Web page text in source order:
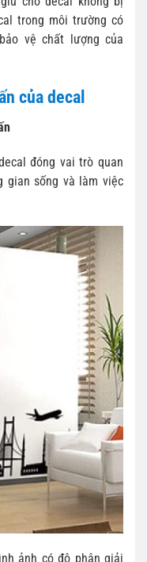
trong môi trường có
vệ chất lượng của
của decal
đóng vai trò quan
gian sống và làm việc
ảnh có độ phân giải